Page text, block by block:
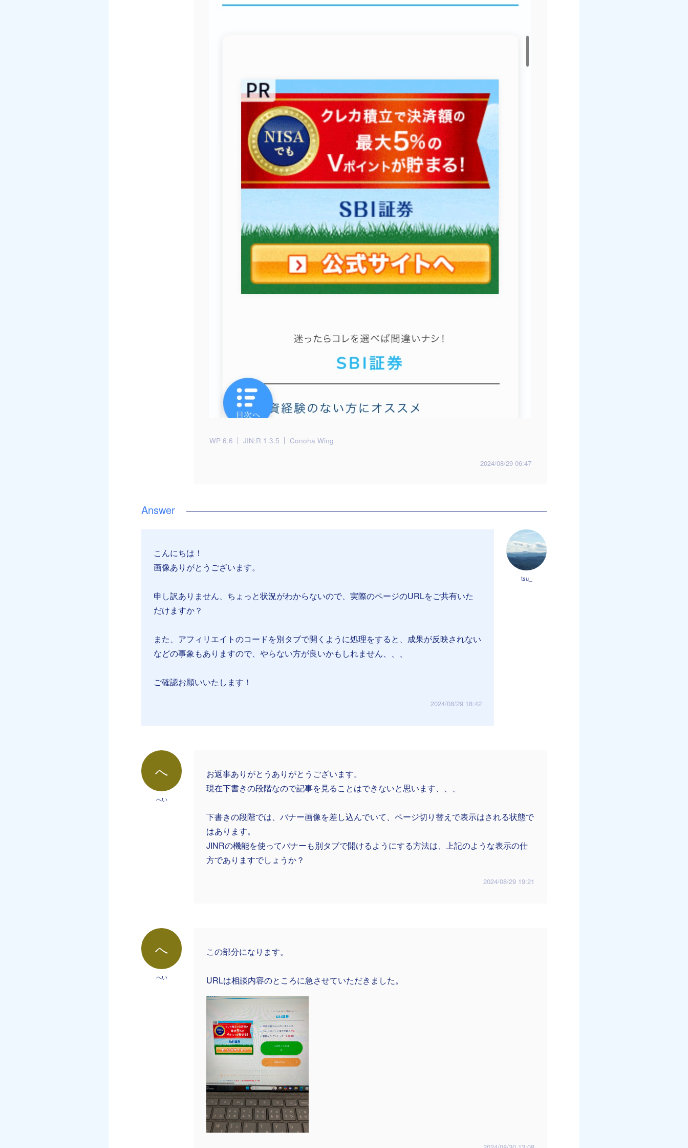
WP 6.6 JIN:R 1.3.5 Conoha Wing
2024/08/29 06:47
tsu_
こんにちは！
画像ありがとうございます。
申し訳ありません、ちょっと状況がわからないので、実際のページのURLをご共有いた
だけますか？
また、アフィリエイトのコードを別タブで開くように処理をすると、成果が反映されない
などの事象もありますので、やらない方が良いかもしれません、、、
ご確認お願いいたします！
2024/08/29 18:42
へ
へい
お返事ありがとうありがとうございます。
現在下書きの段階なので記事を見ることはできないと思います、、、
下書きの段階では、バナー画像を差し込んでいて、ページ切り替えで表示はされる状態で
はあります。
JINRの機能を使ってバナーも別タブで開けるようにする方法は、上記のような表示の仕
方でありますでしょうか？
2024/08/29 19:21
へ
へい
この部分になります。
URLは相談内容のところに急させていただきました。